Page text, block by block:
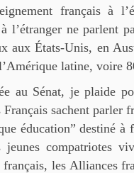
français à
l’étranger ne parlent
aux États-Unis, en
latine, voire
au Sénat, je plaide
sachent parler
éducation” destiné à
compatriotes
les Alliances